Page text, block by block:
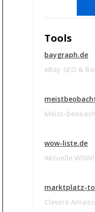
Tools
baygraph.de
eBay SEO &
Meist-
wow-liste.de
Aktuelle
marktplatz-
Clevere